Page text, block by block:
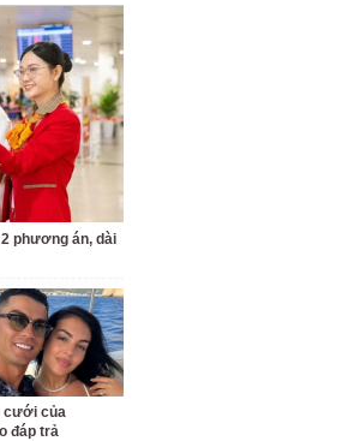
phương án, dài
cưới của
đáp trả